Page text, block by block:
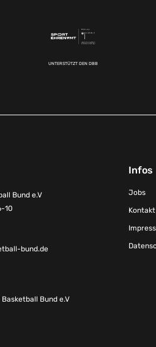
UNTERSTÜTZT DEN DBB
Bund e.V
10
bund.de
Infos
Jobs
Kontakt
Bund e.V